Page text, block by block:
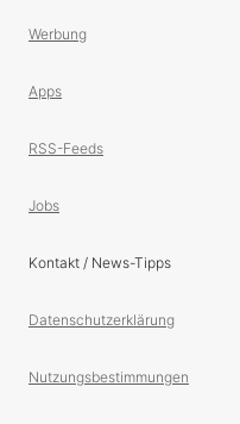
Werbung
Apps
RSS-Feeds
Jobs
Kontakt / News-Tipps
Datenschutzerklärung
Nutzungsbestimmungen